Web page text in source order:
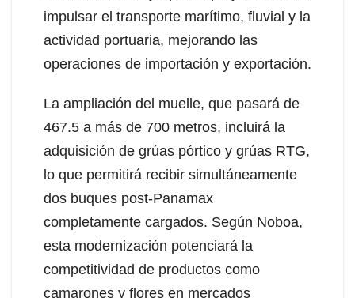
impulsar el transporte marítimo, fluvial y la
actividad portuaria, mejorando las
operaciones de importación y exportación.
La ampliación del muelle, que pasará de
467.5 a más de 700 metros, incluirá la
adquisición de grúas pórtico y grúas RTG,
lo que permitirá recibir simultáneamente
dos buques post-Panamax
completamente cargados. Según Noboa,
esta modernización potenciará la
competitividad de productos como
camarones y flores en mercados